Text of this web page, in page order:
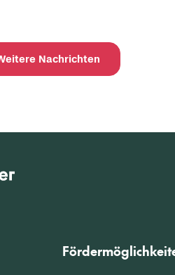
Nach­rich­ten